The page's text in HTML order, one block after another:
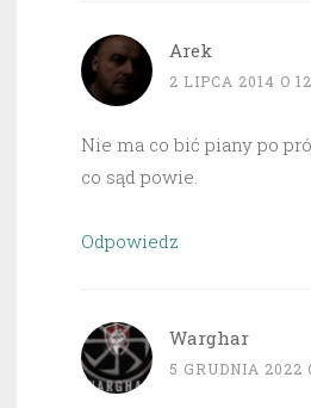
Arek
2 LIPCA 2014 O
Nie ma co bić piany po
co sąd powie.
Odpowiedz
Warghar
5 GRUDNIA 2022